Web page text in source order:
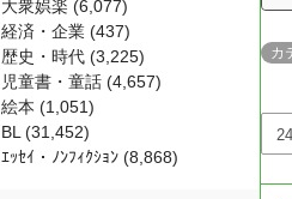
カ
大衆娯楽 (6,077)
経済・企業 (437)
歴史・時代 (3,225)
児童書・童話 (4,657)
絵本 (1,051)
BL (31,452)
ｴｯｾｲ・ﾉﾝﾌｨｸｼｮﾝ (8,868)